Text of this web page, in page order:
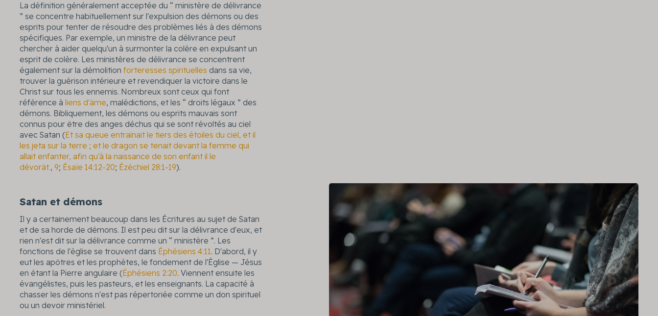
La définition généralement acceptée du “ ministère de délivrance
” se concentre habituellement sur l'expulsion des démons ou des
esprits pour tenter de résoudre des problèmes liés à des démons
spécifiques. Par exemple, un ministre de la délivrance peut
chercher à aider quelqu'un à surmonter la colère en expulsant un
esprit de colère. Les ministères de délivrance se concentrent
également sur la démolition forteresses spirituelles dans sa vie,
trouver la guérison intérieure et revendiquer la victoire dans le
Christ sur tous les ennemis. Nombreux sont ceux qui font
référence à liens d'âme, malédictions, et les “ droits légaux ” des
démons. Bibliquement, les démons ou esprits mauvais sont
connus pour être des anges déchus qui se sont révoltés au ciel
avec Satan (Et sa queue entraînait le tiers des étoiles du ciel, et il
les jeta sur la terre ; et le dragon se tenait devant la femme qui
allait enfanter, afin qu’à la naissance de son enfant il le
dévorât., 9; Ésaïe 14:12-20; Ézéchiel 28:1-19).
Satan et démons
Il y a certainement beaucoup dans les Écritures au sujet de Satan
et de sa horde de démons. Il est peu dit sur la délivrance d'eux, et
rien n'est dit sur la délivrance comme un “ ministère ”. Les
fonctions de l'église se trouvent dans Éphésiens 4:11. D'abord, il y
eut les apôtres et les prophètes, le fondement de l'Église — Jésus
en étant la Pierre angulaire (Éphésiens 2:20. Viennent ensuite les
évangélistes, puis les pasteurs, et les enseignants. La capacité à
chasser les démons n'est pas répertoriée comme un don spirituel
ou un devoir ministériel.